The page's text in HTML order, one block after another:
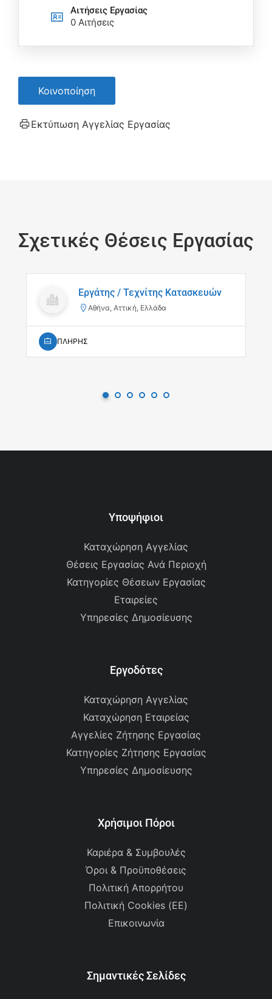
Αιτήσεις Eργασίας
0 Αιτήσεις
Κοινοποίηση
Εκτύπωση Αγγελίας Εργασίας
Σχετικές Θέσεις Εργασίας
Εργάτης / Τεχνίτης Κατασκευών
Αθήνα, Αττική, Ελλάδα
ΠΛΗΡΗΣ
Υποψήφιοι
Καταχώρηση Αγγελίας
Θέσεις Εργασίας Ανά Περιοχή
Κατηγορίες Θέσεων Εργασίας
Εταιρείες
Υπηρεσίες Δημοσίευσης
Εργοδότες
Καταχώρηση Αγγελίας
Καταχώρηση Εταιρείας
Αγγελίες Ζήτησης Εργασίας
Κατηγορίες Ζήτησης Εργασίας
Υπηρεσίες Δημοσίευσης
Χρήσιμοι Πόροι
Καριέρα & Συμβουλές
Όροι & Προϋποθέσεις
Πολιτική Απορρήτου
Πολιτική Cookies (ΕΕ)
Επικοινωνία
Σημαντικές Σελίδες